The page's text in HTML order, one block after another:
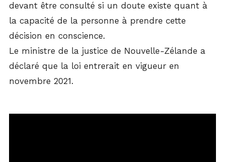
devant être consulté si un doute existe quant à
la capacité de la personne à prendre cette
décision en conscience.
Le ministre de la justice de Nouvelle-Zélande a
déclaré que la loi entrerait en vigueur en
novembre 2021.